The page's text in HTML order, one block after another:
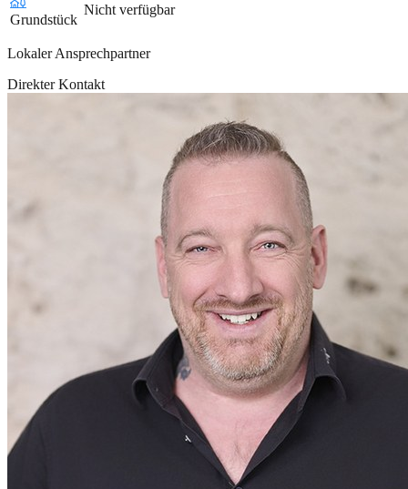
Grundstück
Nicht verfügbar
Lokaler Ansprechpartner
Direkter Kontakt